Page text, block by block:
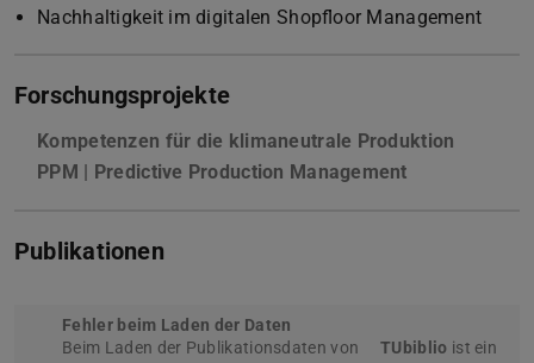
Nachhaltigkeit im digitalen Shopfloor Management
Forschungsprojekte
Kompetenzen für die klimaneutrale Produktion
PPM | Predictive Production Management
Publikationen
Fehler beim Laden der Daten
Beim Laden der Publikationsdaten von
TUbiblio ist ein